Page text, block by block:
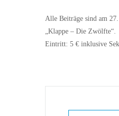
Alle Beiträge sind am
„Klappe – Die Zwölfte“.
Eintritt: 5 € inklusive